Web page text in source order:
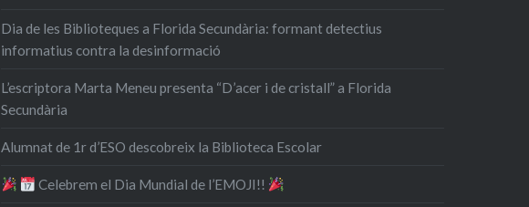
Dia de les Biblioteques a Florida Secundària: formant detectius
informatius contra la desinformació
L’escriptora Marta Meneu presenta “D’acer i de cristall” a Florida
Secundària
Alumnat de 1r d’ESO descobreix la Biblioteca Escolar
​ Celebrem el Dia Mundial de l’EMOJI!!